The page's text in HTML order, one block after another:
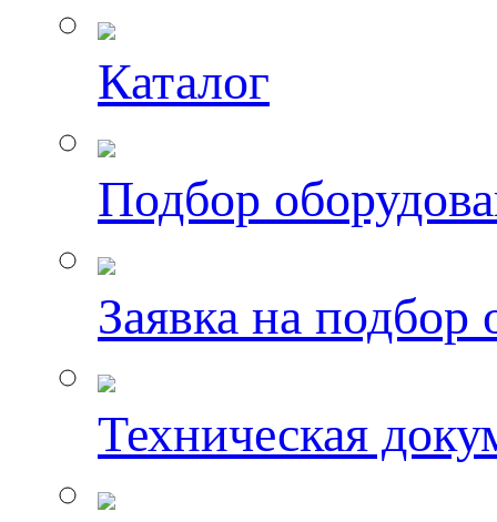
Каталог
Подбор
Заявка на подбор
Техническая